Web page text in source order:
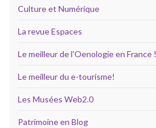
Culture et Numérique
La revue Espaces
Le meilleur de l'Oenologie en France !
Le meilleur du e-tourisme!
Les Musées Web2.0
Patrimoine en Blog